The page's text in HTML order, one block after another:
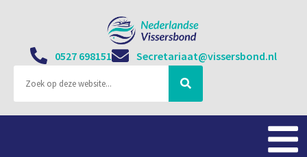
0527 698151 Secretariaat@vissersbond.nl